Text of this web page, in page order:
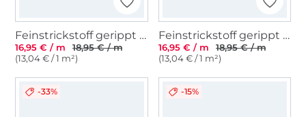
Feinstrickstoff gerippt Stripes, blau
16,95 € / m
18,95 € / m
(13,04 € / 1 m²)
Feinstrickstoff gerippt Stripes, beige
16,95 € / m
18,95 € / m
(13,04 € / 1 m²)
-33% -15%